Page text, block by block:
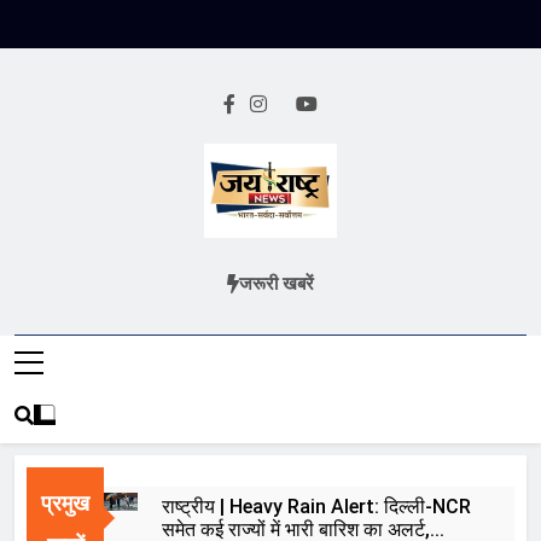
Jai Rashtra
हिंदी समाचार
जरूरी खबरें
प्रमुख
राष्ट्रीय | Heavy Rain Alert: दिल्ली-NCR
समेत कई राज्यों में भारी बारिश का अलर्ट,